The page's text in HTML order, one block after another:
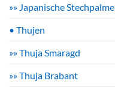
»» Japanische Stechpalme
• Thujen
»» Thuja Smaragd
»» Thuja Brabant